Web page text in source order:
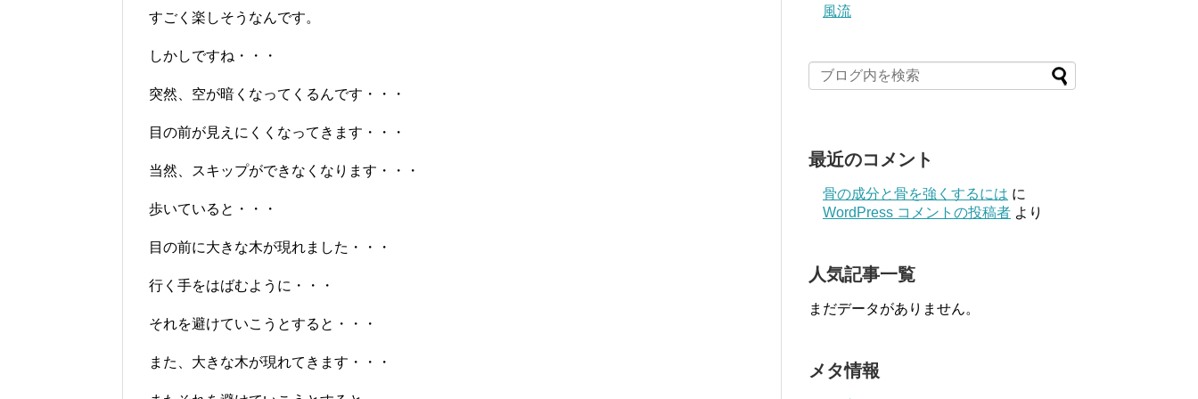
すごく楽しそうなんです。
しかしですね・・・
突然、空が暗くなってくるんです・・・
目の前が見えにくくなってきます・・・
当然、スキップができなくなります・・・
歩いていると・・・
目の前に大きな木が現れました・・・
行く手をはばむように・・・
それを避けていこうとすると・・・
また、大きな木が現れてきます・・・
風流
最近のコメント
骨の成分と骨を強くするには に
WordPress コメントの投稿者 より
人気記事一覧
まだデータがありません。
メタ情報